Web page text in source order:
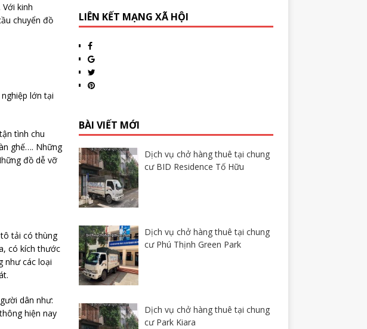
kinh
chuyển đồ
lớn tại
tình chu
ghế…. Những
đồ dễ vỡ
tải có thùng
có kích thước
như các loại
dân như:
hiện nay
LIÊN KẾT MẠNG XÃ HỘI
BÀI VIẾT MỚI
Dịch vụ chở hàng thuê tại chung
cư BID Residence Tố Hữu
Dịch vụ chở hàng thuê tại chung
cư Phú Thịnh Green Park
Dịch vụ chở hàng thuê tại chung
cư Park Kiara